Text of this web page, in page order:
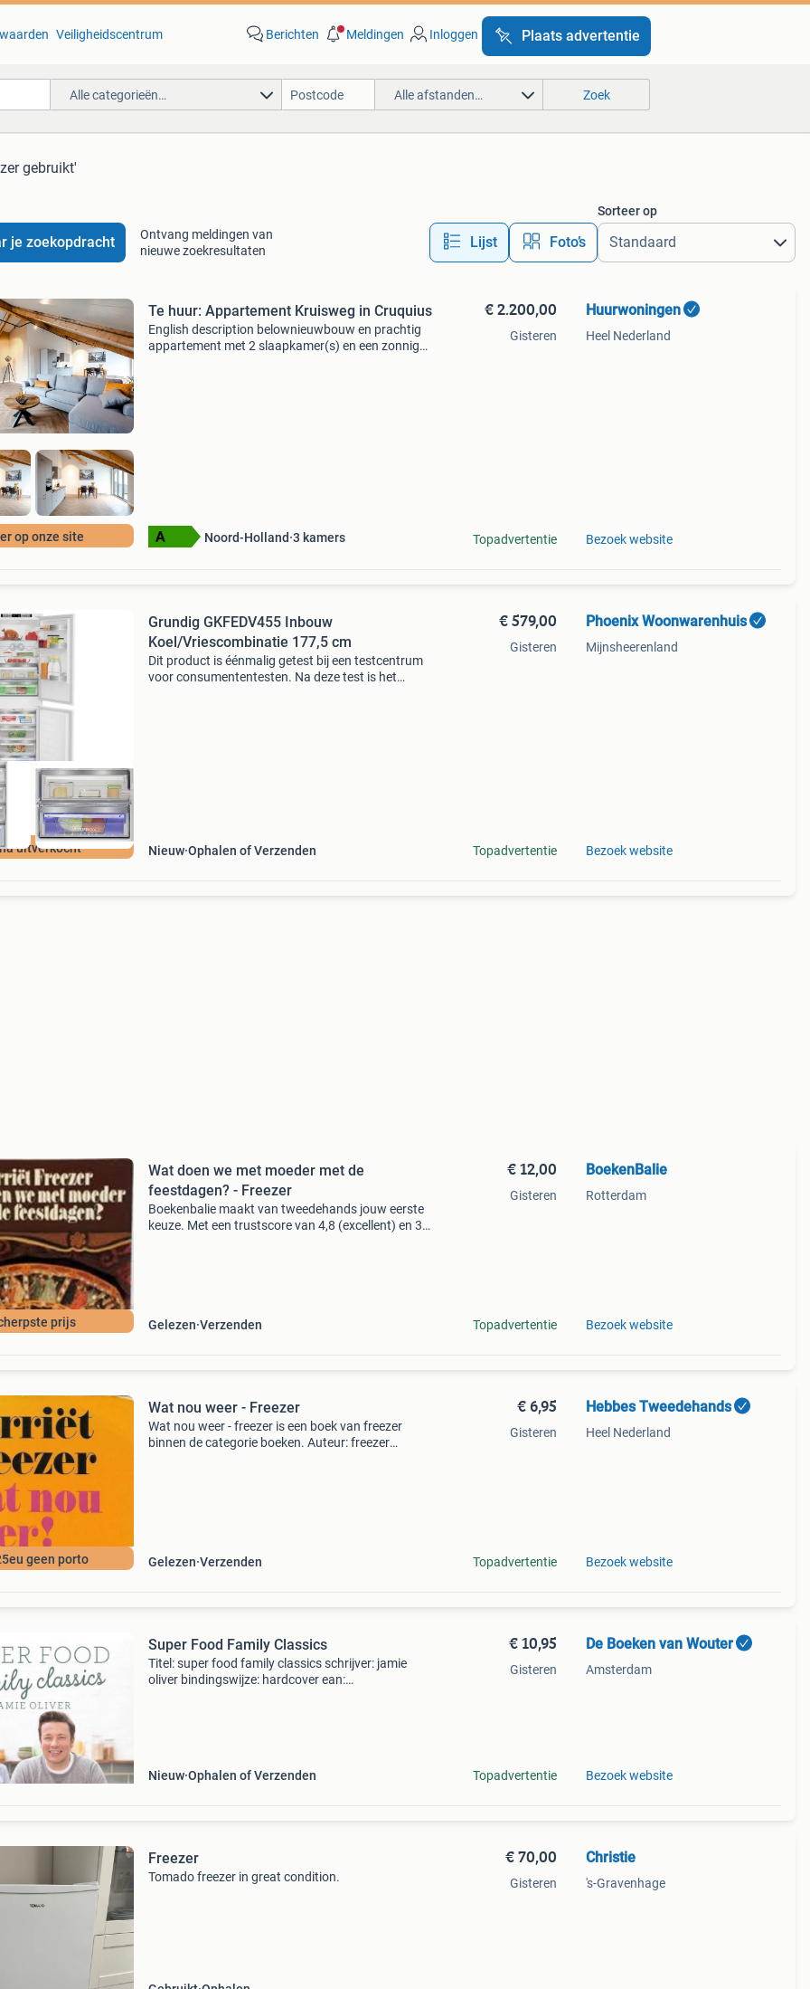
Veiligheidscentrum Berichten Meldingen Inloggen Plaats advertentie
Alle categorieën… Alle afstanden… Zoek
gebruikt'
je zoekopdracht
Ontvang meldingen van
nieuwe zoekresultaten
Lijst Foto’s
Sorteer op
op onze site
Te huur: Appartement Kruisweg in Cruquius
English description belownieuwbouw en prachtig
appartement met 2 slaapkamer(s) en een zonnig
Noord-Holland 3 kamers
€ 2.200,00
Gisteren
Topadvertentie
Huurwoningen
Heel Nederland
Bezoek website
uitverkocht
Grundig GKFEDV455 Inbouw
Koel/Vriescombinatie 177,5 cm
Dit product is éénmalig getest bij een testcentrum
voor consumententesten. Na deze test is het
Nieuw Ophalen of Verzenden
€ 579,00
Gisteren
Topadvertentie
Phoenix Woonwarenhuis
Mijnsheerenland
Bezoek website
prijs
Wat doen we met moeder met de
feestdagen? - Freezer
Boekenbalie maakt van tweedehands jouw eerste
keuze. Met een trustscore van 4,8 (excellent) en 30
Gelezen Verzenden
€ 12,00
Gisteren
Topadvertentie
BoekenBalie
Rotterdam
Bezoek website
geen porto
Wat nou weer - Freezer
Wat nou weer - freezer is een boek van freezer
binnen de categorie boeken. Auteur: freezer
Gelezen Verzenden
€ 6,95
Gisteren
Topadvertentie
Hebbes Tweedehands
Heel Nederland
Bezoek website
Super Food Family Classics
Titel: super food family classics schrijver: jamie
oliver bindingswijze: hardcover ean:
Nieuw Ophalen of Verzenden
€ 10,95
Gisteren
Topadvertentie
De Boeken van Wouter
Amsterdam
Bezoek website
Freezer
Tomado freezer in great condition.
€ 70,00
Gisteren
Christie
's-Gravenhage